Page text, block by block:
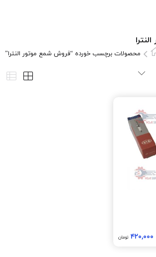
محصولات برچسب خورده “فروش شمع موتور النترا”
۴۲۰,۰۰۰ تومان